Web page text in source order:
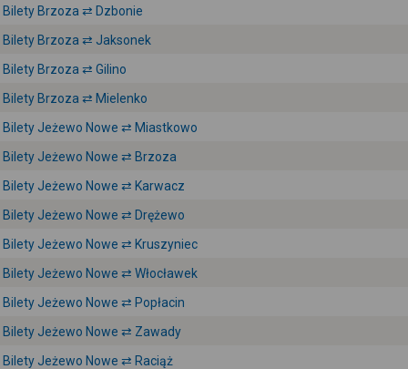
Bilety Brzoza ⇄ Dzbonie
Bilety Brzoza ⇄ Jaksonek
Bilety Brzoza ⇄ Gilino
Bilety Brzoza ⇄ Mielenko
Bilety Jeżewo Nowe ⇄ Miastkowo
Bilety Jeżewo Nowe ⇄ Brzoza
Bilety Jeżewo Nowe ⇄ Karwacz
Bilety Jeżewo Nowe ⇄ Drężewo
Bilety Jeżewo Nowe ⇄ Kruszyniec
Bilety Jeżewo Nowe ⇄ Włocławek
Bilety Jeżewo Nowe ⇄ Popłacin
Bilety Jeżewo Nowe ⇄ Zawady
Bilety Jeżewo Nowe ⇄ Raciąż